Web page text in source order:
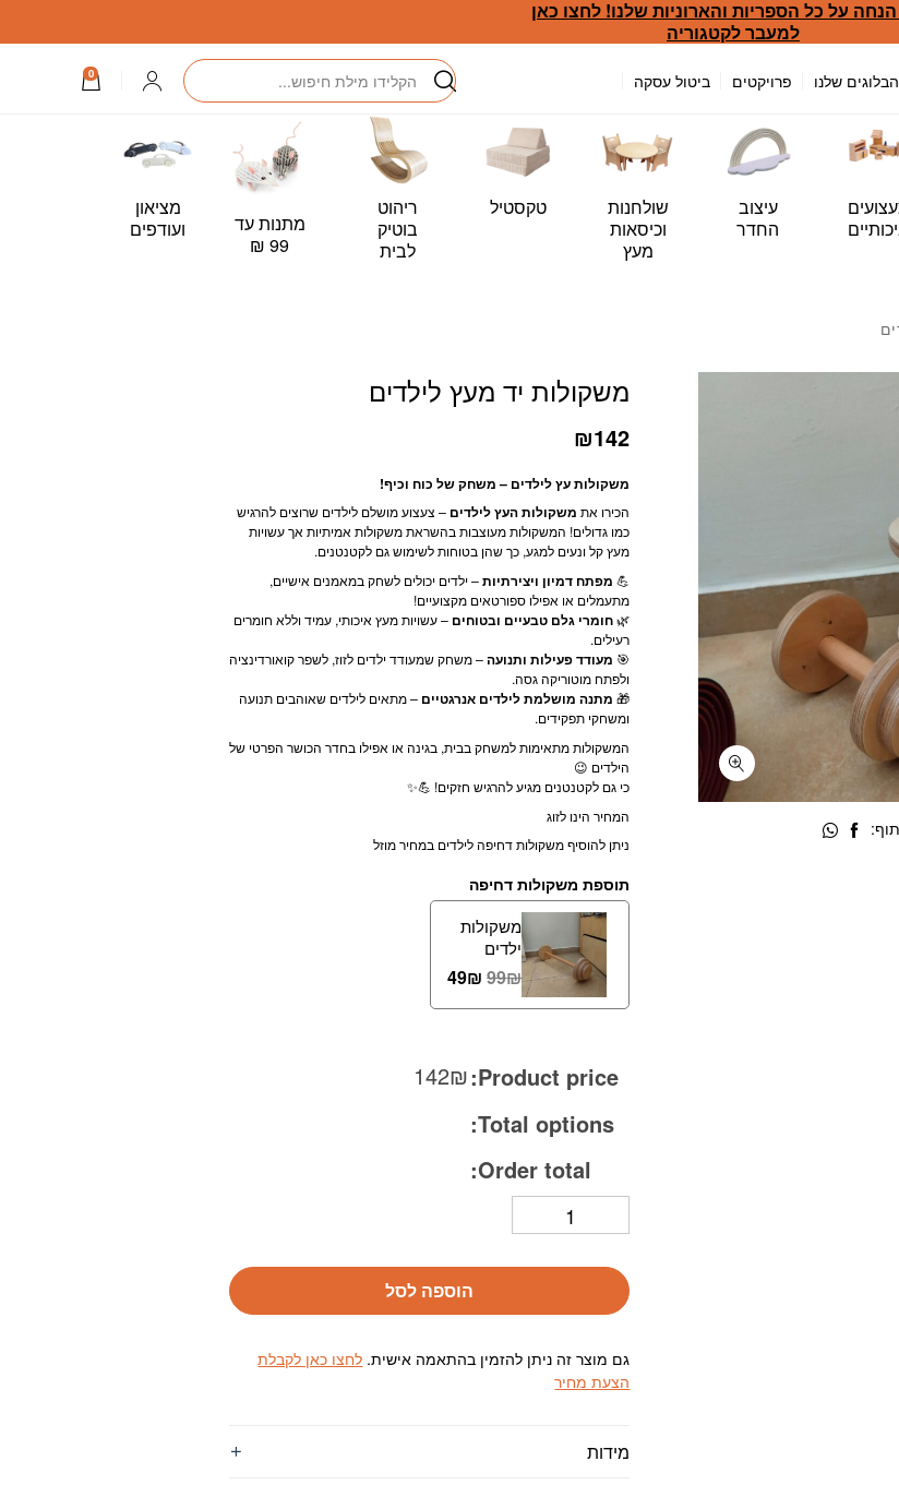
10% הנחה על כל הספריות והארוניות שלנו! לחצו כאן
למעבר לקטגוריה
הבלוגים שלנו פרויקטים ביטול עסקה
חיפוש התחברות
0
עיצוב
החדר
שולחנות
וכיסאות
מעץ
טקסטיל
ריהוט
בוטיק
לבית
מתנות עד
99 ₪
מציאון
ועודפים
משקולות יד מעץ לילדים
₪142
משקולות עץ לילדים – משחק של כוח וכיף!
הכירו את משקולות העץ לילדים – צעצוע מושלם לילדים שרוצים להרגיש
כמו גדולים! המשקולות מעוצבות בהשראת משקולות אמיתיות אך עשויות
מעץ קל ונעים למגע, כך שהן בטוחות לשימוש גם לקטנטנים.
💪 מפתח דמיון ויצירתיות– ילדים יכולים לשחק במאמנים אישיים,
מתעמלים או אפילו ספורטאים מקצועיים!
🌿חומרי גלם טבעיים ובטוחים – עשויות מעץ איכותי, עמיד וללא חומרים
רעילים.
🎯 מעודד פעילות ותנועה– משחק שמעודד ילדים לזוז, לשפר קואורדינציה
ולפתח מוטוריקה גסה.
🎁 מתנה מושלמת לילדים אנרגטיים – מתאים לילדים שאוהבים תנועה
ומשחקי תפקידים.
המשקולות מתאימות למשחק בבית, בגינה או אפילו בחדר הכושר הפרטי של
הילדים 😉
כי גם לקטנטנים מגיע להרגיש חזקים! 💪✨
המחיר הינו לזוג
ניתן להוסיף משקולות דחיפה לילדים במחיר מוזל
תוספת משקולות דחיפה
משקולות
ילדים
₪
99
₪
49
Product price:
₪
142
Total options:
Order total:
כמות משקולות יד מעץ לילדים
הוספה לסל
גם מוצר זה ניתן להזמין בהתאמה אישית. לחצו כאן לקבלת
הצעת מחיר
מידות